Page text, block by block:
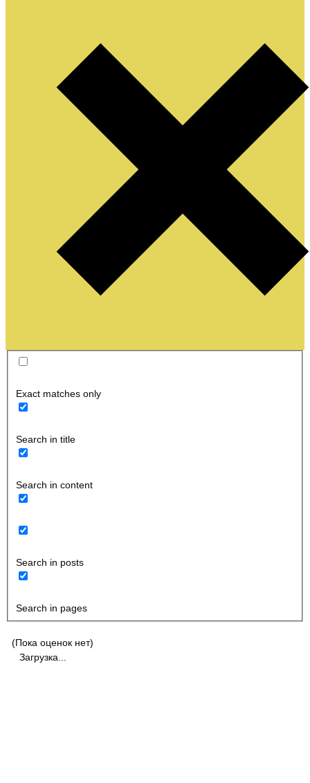
Exact matches only
Search in title
Search in content
Search in posts
Search in pages
(Пока оценок нет)
Загрузка...